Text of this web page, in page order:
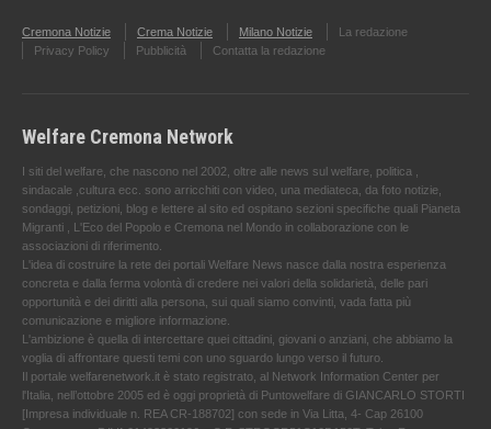
Cremona Notizie Crema Notizie Milano Notizie
La redazione
Privacy Policy
Pubblicità Contatta la redazione
Welfare Cremona Network
I siti del welfare, che nascono nel 2002, oltre alle news sul welfare, politica ,
sindacale ,cultura ecc. sono arricchiti con video, una mediateca, da foto notizie,
sondaggi, petizioni, blog e lettere al sito ed ospitano sezioni specifiche quali Pianeta
Migranti , L'Eco del Popolo e Cremona nel Mondo in collaborazione con le
associazioni di riferimento.
L'idea di costruire la rete dei portali Welfare News nasce dalla nostra esperienza
concreta e dalla ferma volontà di credere nei valori della solidarietà, delle pari
opportunità e dei diritti alla persona, sui quali siamo convinti, vada fatta più
comunicazione e migliore informazione.
L'ambizione è quella di intercettare quei cittadini, giovani o anziani, che abbiamo la
voglia di affrontare questi temi con uno sguardo lungo verso il futuro.
Il portale welfarenetwork.it è stato registrato, al Network Information Center per
l'Italia, nell’ottobre 2005 ed è oggi proprietà di Puntowelfare di GIANCARLO STORTI
[Impresa individuale n. REA CR-188702] con sede in Via Litta, 4- Cap 26100